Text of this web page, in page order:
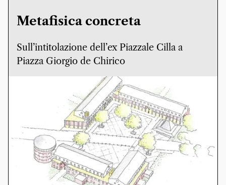
Metafisica concreta
Sull’intitolazione dell’ex Piazzale Cilla a
Piazza Giorgio de Chirico